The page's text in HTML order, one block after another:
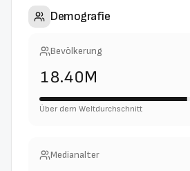
Demografie
Bevölkerung
18.40M
Über dem Weltdurchschnitt
Medianalter